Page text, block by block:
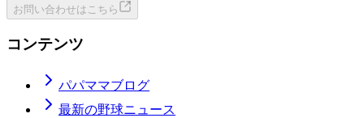
お問い合わせはこちら
コンテンツ
パパママブログ
最新の野球ニュース